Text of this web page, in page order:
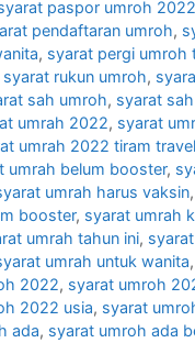
paspor umroh 2022
pendaftaran umroh,
, syarat pergi umroh
syarat rukun umroh,
sah umroh, syarat
umrah 2022, syarat
umrah 2022 tiram travel
umrah belum booster,
umrah harus vaksin,
booster, syarat umrah
umrah tahun ini,
umrah untuk wanita,
2022, syarat umroh
2022 usia, syarat
ada, syarat umroh ada